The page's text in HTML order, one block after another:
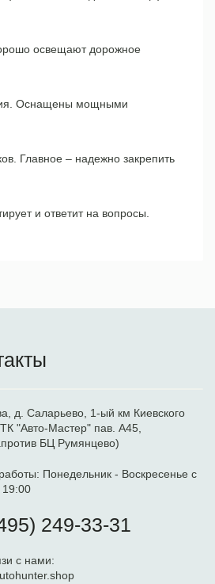
освещают дорожное
Оснащены мощными
Главное – надежно закрепить
и ответит на вопросы.
д. Саларьево, 1-ый км Киевского
"Авто-Мастер" пав. А45,
БЦ Румянцево)
Понедельник - Воскресенье с
249-33-31
с нами: